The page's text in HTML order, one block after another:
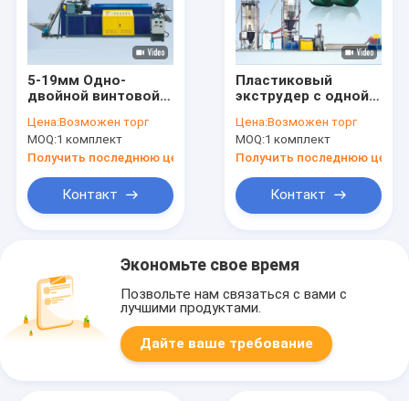
5-19мм Одно-
двойной винтовой
ремень
изготавливая линию
с высокой
длиной
Цена:Возможен торг
MOQ:1 комплект
Получить последнюю цену
Контакт
Пластиковый
экструдер с одной
Пластиковая ремня
упаковочная
машина PET ремня
линия
Цена:Возможен торг
MOQ:1 комплект
Получить последнюю цену
Контакт
Экономьте свое время
Позвольте нам связаться с вами с
лучшими продуктами.
Дайте ваше требование